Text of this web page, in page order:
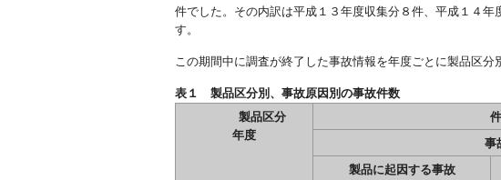
件でした。その内訳は平成１３年度収集分８件、平成１４
す。
この期間中に調査が終了した事故情報を年度ごとに製品区分
表１ 製品区分別、事故原因別の事故件数 （
製品区分
年度
事
製品に起因する事故